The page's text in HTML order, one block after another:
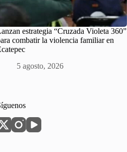
estrategia “Cruzada Violeta 360”
combatir la violencia familiar en
5 agosto, 2026